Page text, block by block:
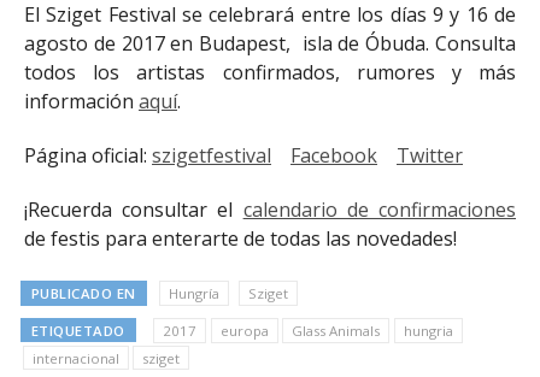
El Sziget Festival se celebrará entre los días 9 y 16 de
agosto de 2017 en Budapest, isla de Óbuda. Consulta
todos los artistas confirmados, rumores y más
información aquí.
Página oficial: szigetfestival Facebook Twitter
¡Recuerda consultar el calendario de confirmaciones
de festis para enterarte de todas las novedades!
PUBLICADO EN Hungría Sziget
ETIQUETADO 2017 europa Glass Animals
hungria
internacional
sziget